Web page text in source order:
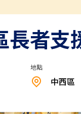
者支
地點
中西區